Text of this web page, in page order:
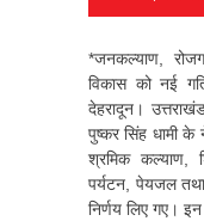
*जनकल्याण,
विकास को नई
देहरादून।
पुष्कर सिंह धामी के
श्रमिक कल्याण,
पर्यटन, पेयजल
निर्णय लिए गए। इन